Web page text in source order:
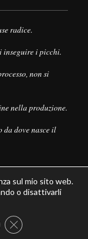
radice.
inseguire i picchi.
non si
nella produzione.
dove nasce il
Cristina Pizzato
sul mio sito web.
o disattivarli
Close GDPR